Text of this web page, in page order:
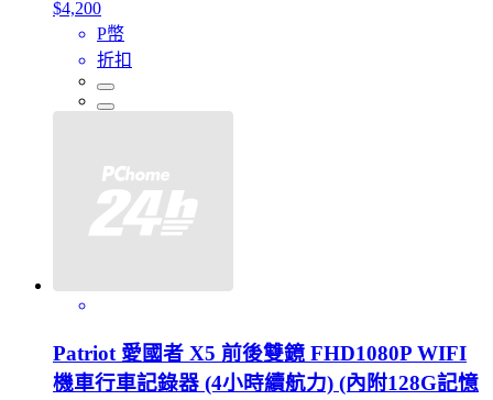
$4,200
P幣
折扣
Patriot 愛國者 X5 前後雙鏡 FHD1080P WIFI
機車行車記錄器 (4小時續航力) (內附128G記憶